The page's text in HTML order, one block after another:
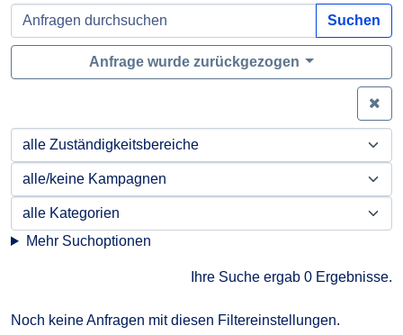
Suchen
Anfrage wurde zurückgezogen
Mehr Suchoptionen
Ihre Suche ergab 0 Ergebnisse.
Noch keine Anfragen mit diesen Filtereinstellungen.